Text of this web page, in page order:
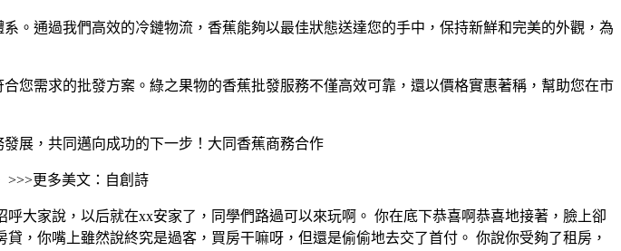
。通過我們高效的冷鏈物流，香蕉能夠以最佳狀態送達您的手中，保持新鮮和完美的外觀，為
您需求的批發方案。綠之果物的香蕉批發服務不僅高效可靠，還以價格實惠著稱，幫助您在市
展，共同邁向成功的下一步！大同香蕉商務合作
>>>更多美文：自創詩
大家說，以后就在xx安家了，同學們路過可以來玩啊。 你在底下恭喜啊恭喜地接著，臉上卻
，你嘴上雖然說終究是過客，買房干嘛呀，但還是偷偷地去交了首付。 你說你受夠了租房，